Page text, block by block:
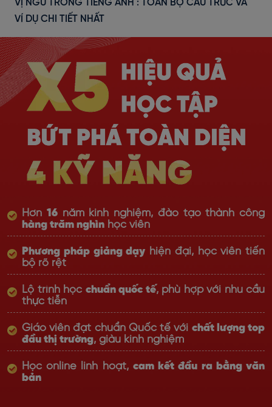
VỊ NGỮ TRONG TIẾNG ANH : TOÀN BỘ CẤU TRÚC VÀ
VÍ DỤ CHI TIẾT NHẤT
Hơn 16năm kinh nghiệm, đào tạo thành công
hàng trăm nghìn học viên
Phương pháp giảng dạy hiện đại, học viên tiến
bộ rõ rệt
Lộ trình học chuẩn quốc tế, phù hợp với nhu cầu
thực tiễn
Giáo viên đạt chuẩn Quốc tế với chất lượng top
đầu thị trường, giàu kinh nghiệm
Học online linh hoạt, cam kết đầu ra bằng văn
bản